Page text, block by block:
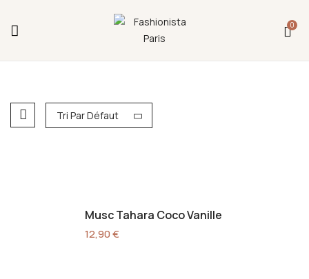
0
Tri Par Défaut
Musc Tahara Coco Vanille
12,90€
Fermeture annuelle du 17 juillet 16h au 12 août.
L'ajout au panier est indisponible et aucune
commande ni remise en main propre ne sera